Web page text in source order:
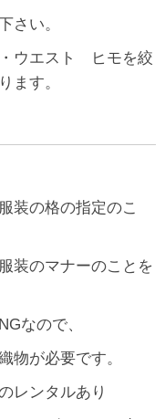
さい。
ウエスト ヒモを絞
ます。
装の格の指定のこ
装のマナーのことを
なので、
物が必要です。
レンタルあり